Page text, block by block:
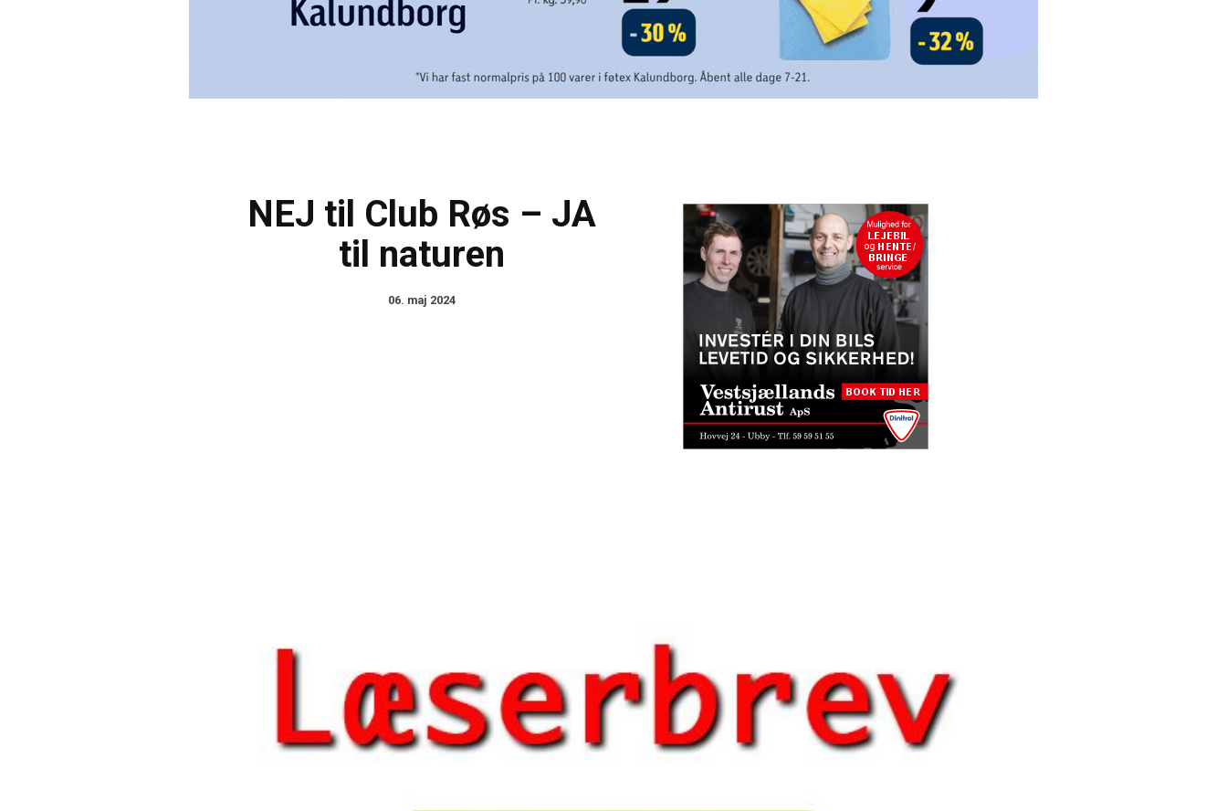
NEJ til Club Røs – JA
til naturen
06. maj 2024